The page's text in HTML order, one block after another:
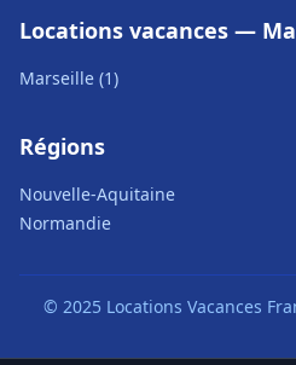
Locations vacances —
Marseille (1)
Régions
Nouvelle-Aquitaine
Normandie
© 2025 Locations Vacances